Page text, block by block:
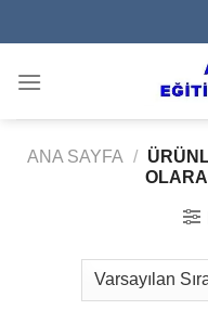
to
ANA SAYFA /